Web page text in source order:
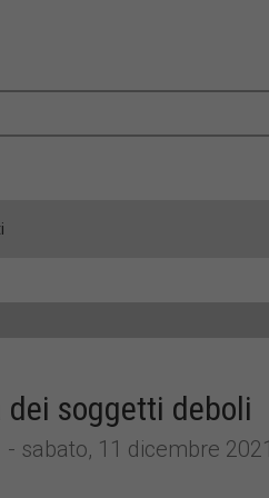
soggetti deboli
sabato, 11 dicembre